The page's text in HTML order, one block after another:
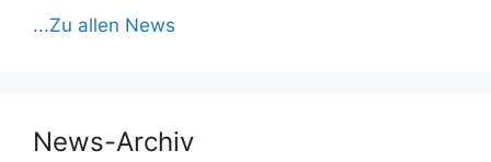
...Zu allen News
News-Archiv